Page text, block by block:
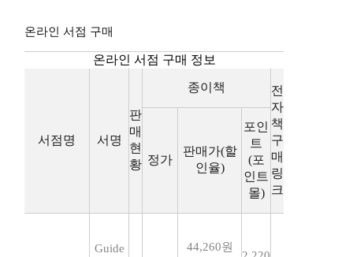
온라인 서점 구매
온라인 서점 구매 정보
서점명 서명
판
매
현
황
종이책
전
자
책
구
매
링
크
정가
판매가(할
인율)
포인
트
(포
인트
몰)
Guide
44,260원